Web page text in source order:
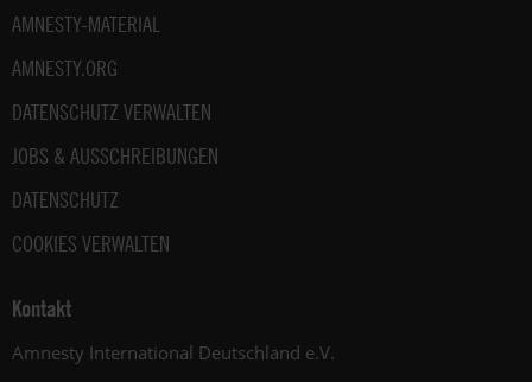
AMNESTY-MATERIAL
AMNESTY.ORG
DATENSCHUTZ VERWALTEN
JOBS & AUSSCHREIBUNGEN
DATENSCHUTZ
COOKIES VERWALTEN
Kontakt
Amnesty International Deutschland e.V.